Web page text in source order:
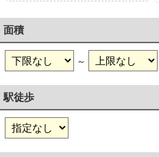
面積
～
駅徒歩